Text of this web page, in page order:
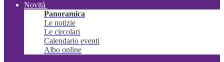
Novità
Panoramica
Le notizie
Le circolari
Calendario eventi
Albo online